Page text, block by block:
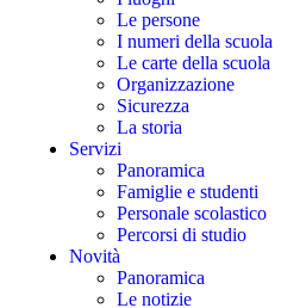
Le persone
I numeri della scuola
Le carte della scuola
Organizzazione
Sicurezza
La storia
Servizi
Panoramica
Famiglie e studenti
Personale scolastico
Percorsi di studio
Novità
Panoramica
Le notizie